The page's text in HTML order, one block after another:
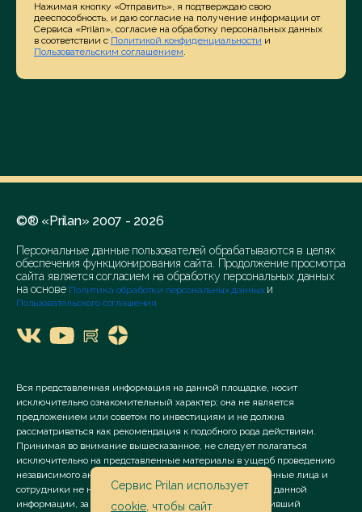
Нажимая кнопку «Отправить», я подтверждаю свою
дееспособность, и даю согласие на получение информации от
Сервиса «Prilan», согласие на обработку персональных данных
в соответствии с Политикой конфиденциальности и
Пользовательским соглашением.
©® «Prilan» 2007 - 2026
Персональные данные пользователей обрабатываются в целях
обеспечения функционирования сайта. Продолжение просмотра
сайта является согласием на обработку персональных данных
на основе Политика обработки персональных данных и
Пользовательского соглашения
Вся представленная информация на данной площадке, носит
исключительно ознакомительный характер; она не является
предложением или советом по инвестициям и не должна
рассматриваться как рекомендация к подобного рода действиям.
Принимая во внимание вышесказанное, не следует полагаться
исключительно на представленные материалы в ущерб проведению
независимого анализа. Сервис «Prilan» его аффилированные лица и
сотрудники не несут ответственности за использование данной
информации, за прямой или косвенный ущерб, наступивший
Сервис Prilan использует
cookie , чтобы сайт